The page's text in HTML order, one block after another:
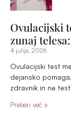
Oploditev z
načinov pomoči
zanositi naravno.
oploditev. V
oploditev oziroma
Preberi več »